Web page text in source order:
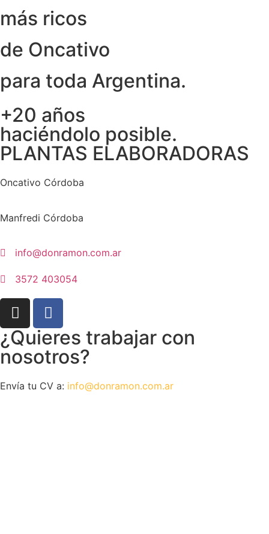
más ricos
de Oncativo
para toda Argentina.
+20 años
haciéndolo posible.
PLANTAS ELABORADORAS
Oncativo Córdoba
Manfredi Córdoba
info@donramon.com.ar
3572 403054
¿Quieres trabajar con
nosotros?
Envía tu CV a: info@donramon.com.ar